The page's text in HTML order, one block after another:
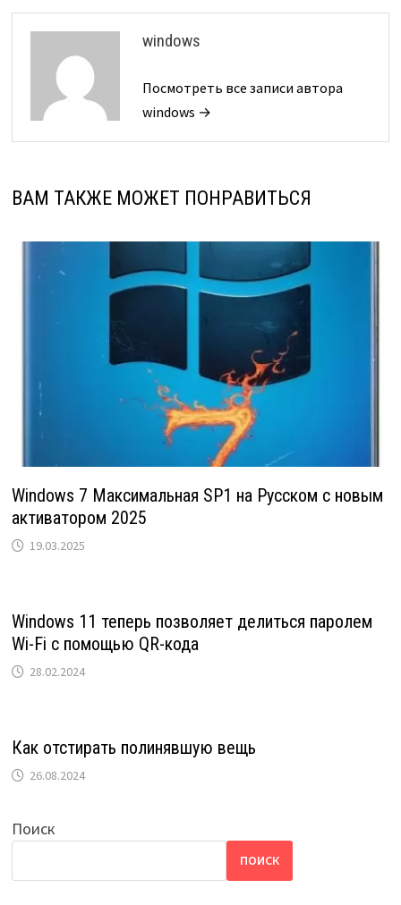
windows
Посмотреть все записи автора
windows →
ВАМ ТАКЖЕ МОЖЕТ ПОНРАВИТЬСЯ
Windows 7 Максимальная SP1 на Русском с новым
активатором 2025
19.03.2025
Windows 11 теперь позволяет делиться паролем
Wi-Fi с помощью QR-кода
28.02.2024
Как отстирать полинявшую вещь
26.08.2024
Поиск
ПОИСК